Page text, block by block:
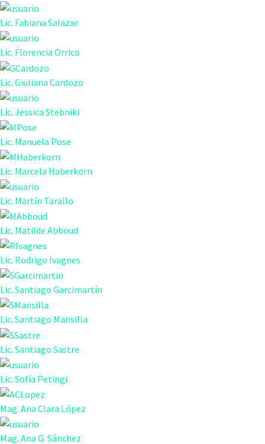
Lic. Fabiana Salazar
Lic. Florencia Orrico
Lic. Giuliana Cardozo
Lic. Jessica Stebniki
Lic. Manuela Pose
Lic. Marcela Haberkorn
Lic. Martín Tarallo
Lic. Matilde Abboud
Lic. Rodrigo Ivagnes
Lic. Santiago Garcimartín
Lic. Santiago Mansilla
Lic. Santiago Sastre
Lic. Sofía Petingi
Mag. Ana Clara López
Mag. Ana G. Sánchez